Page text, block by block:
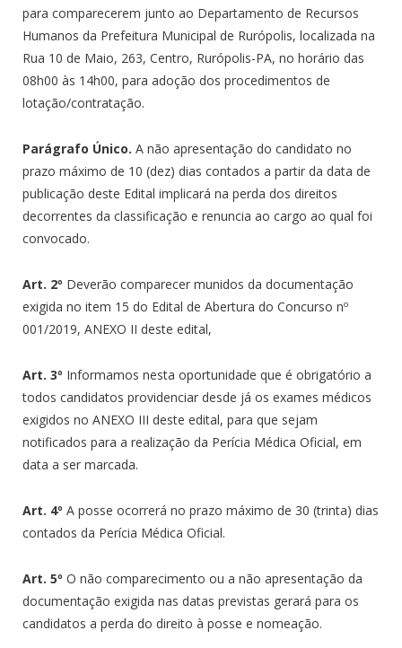
para comparecerem junto ao Departamento de Recursos
Humanos da Prefeitura Municipal de Rurópolis, localizada na
Rua 10 de Maio, 263, Centro, Rurópolis-PA, no horário das
08h00 às 14h00, para adoção dos procedimentos de
lotação/contratação.
Parágrafo Único. A não apresentação do candidato no
prazo máximo de 10 (dez) dias contados a partir da data de
publicação deste Edital implicará na perda dos direitos
decorrentes da classificação e renuncia ao cargo ao qual foi
convocado.
Art. 2º Deverão comparecer munidos da documentação
exigida no item 15 do Edital de Abertura do Concurso nº
001/2019, ANEXO II deste edital,
Art. 3º Informamos nesta oportunidade que é obrigatório a
todos candidatos providenciar desde já os exames médicos
exigidos no ANEXO III deste edital, para que sejam
notificados para a realização da Perícia Médica Oficial, em
data a ser marcada.
Art. 4º A posse ocorrerá no prazo máximo de 30 (trinta) dias
contados da Perícia Médica Oficial.
Art. 5º O não comparecimento ou a não apresentação da
documentação exigida nas datas previstas gerará para os
candidatos a perda do direito à posse e nomeação.